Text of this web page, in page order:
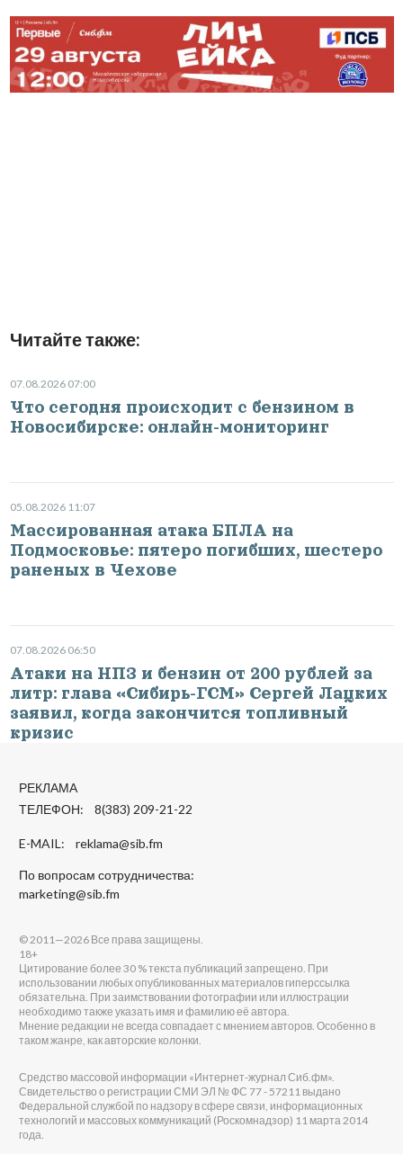
Читайте также:
07.08.2026 07:00
Что сегодня происходит с бензином в
Новосибирске: онлайн-мониторинг
05.08.2026 11:07
Массированная атака БПЛА на
Подмосковье: пятеро погибших, шестеро
раненых в Чехове
07.08.2026 06:50
Атаки на НПЗ и бензин от 200 рублей за
литр: глава «Сибирь-ГСМ» Сергей Лацких
заявил, когда закончится топливный
кризис
РЕКЛАМА
ТЕЛЕФОН: 8(383) 209-21-22
E-MAIL: reklama@sib.fm
По вопросам сотрудничества:
marketing@sib.fm
© 2011—2026 Все права защищены.
18+
Цитирование более 30 % текста публикаций запрещено. При
использовании любых опубликованных материалов гиперссылка
обязательна. При заимствовании фотографии или иллюстрации
необходимо также указать имя и фамилию её автора.
Мнение редакции не всегда совпадает с мнением авторов. Особенно в
таком жанре, как авторские колонки.
Средство массовой информации «Интернет-журнал Сиб.фм».
Свидетельство о регистрации СМИ ЭЛ № ФС 77 - 57211 выдано
Федеральной службой по надзору в сфере связи, информационных
технологий и массовых коммуникаций (Роскомнадзор) 11 марта 2014
года.